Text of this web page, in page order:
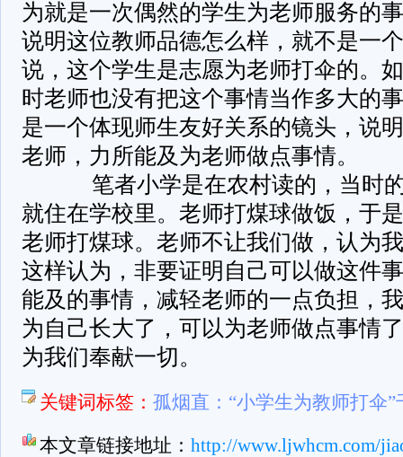
为就是一次偶然的学生为老师服务的
说明这位教师品德怎么样，就不是一
说，这个学生是志愿为老师打伞的。
时老师也没有把这个事情当作多大的
是一个体现师生友好关系的镜头，说
老师，力所能及为老师做点事情。
笔者小学是在农村读的，当时的
就住在学校里。老师打煤球做饭，于
老师打煤球。老师不让我们做，认为
这样认为，非要证明自己可以做这件
能及的事情，减轻老师的一点负担，
为自己长大了，可以为老师做点事情
为我们奉献一切。
关键词标签： 孤烟直：“小学生为教师打伞
本文章链接地址： http://www.ljwhcm.com/